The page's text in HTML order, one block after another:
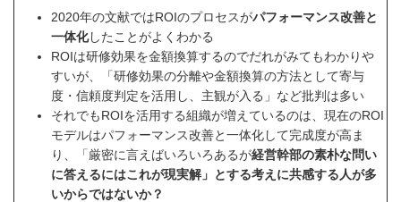
2020年の文献ではROIのプロセスがパフォーマンス改善と
一体化したことがよくわかる
ROIは研修効果を金額換算するのでだれがみてもわかりや
すいが、「研修効果の分離や金額換算の方法として寄与
度・信頼度判定を活用し、主観が入る」など批判は多い
それでもROIを活用する組織が増えているのは、現在のROI
モデルはパフォーマンス改善と一体化して完成度が高ま
り、「厳密に言えばいろいろあるが経営幹部の素朴な問い
に答えるにはこれが現実解」とする考えに共感する人が多
いからではないか？